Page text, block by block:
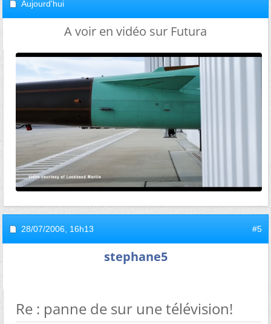
Aujourd'hui
A voir en vidéo sur Futura
28/07/2006, 16h13 #5
stephane5
Re : panne de sur une télévision!